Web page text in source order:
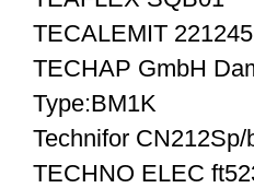
TECALEMIT
TECHAP GmbH
Type:BM1K
Technifor CN212Sp/
TECHNO ELEC